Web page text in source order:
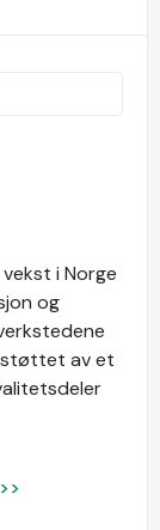
i Norge
og
støttet av et